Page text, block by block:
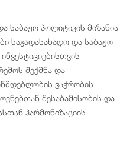
საბაჟო პოლიტიკის მიზანია
საგადასახადო და საბაჟო
შექმნა და
ვაჭრობის
შესაბამისობის და
ჰარმონიზაციის